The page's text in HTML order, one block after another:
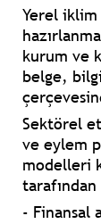
Yerel iklim
kurum ve
belge,
Sektörel
ve eylem
modelleri
- Finansal